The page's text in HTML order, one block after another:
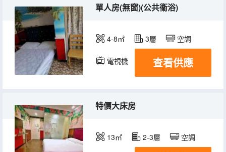
單人房(無窗)(公共衞浴)
4-8㎡ 3層 空調
電視機 查看供應
特價大床房
13㎡ 2-3層 空調